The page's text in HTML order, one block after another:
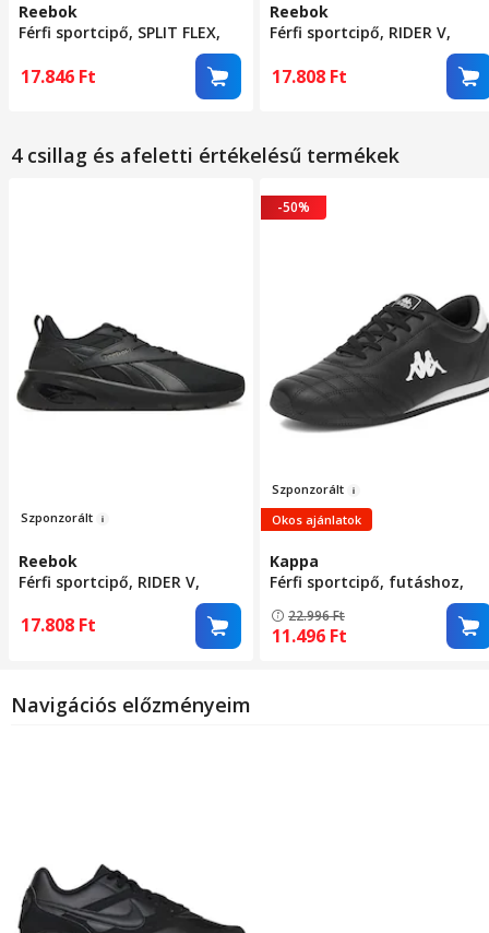
Reebok
Férfi sportcipő, SPLIT FLEX,
17.846 Ft
Reebok
Férfi sportcipő, RIDER V,
17.808 Ft
4 csillag és afeletti értékelésű termékek
Szponzorált
Reebok
Férfi sportcipő, RIDER V,
17.808 Ft
-50%
Szponzorált
Okos ajánlatok
Kappa
Férfi sportcipő, futáshoz,
22.996Ft
11.496 Ft
Navigációs előzményeim